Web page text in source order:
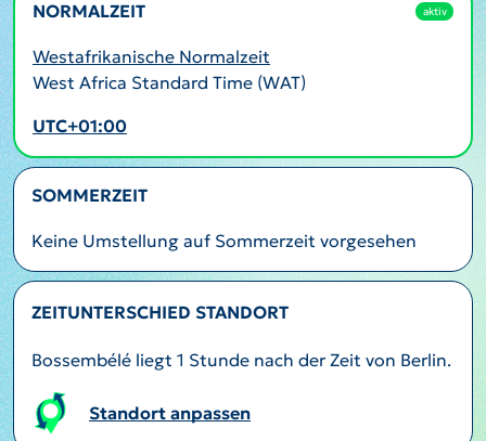
NORMALZEIT aktiv
Westafrikanische Normalzeit
West Africa Standard Time (WAT)
UTC+01:00
SOMMERZEIT
Keine Umstellung auf Sommerzeit vorgesehen
ZEITUNTERSCHIED STANDORT
Bossembélé liegt 1 Stunde nach der Zeit von Berlin.
Standort anpassen